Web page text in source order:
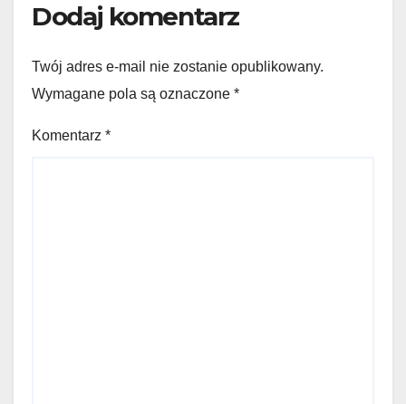
Dodaj komentarz
Twój adres e-mail nie zostanie opublikowany.
Wymagane pola są oznaczone *
Komentarz *